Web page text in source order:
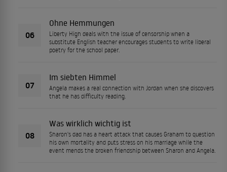
06
Ohne Hemmungen
Liberty High deals with the issue of censorship when a
substitute English teacher encourages students to write liberal
poetry for the school paper.
07
Im siebten Himmel
Angela makes a real connection with Jordan when she discovers
that he has difficulty reading.
08
Was wirklich wichtig ist
Sharon's dad has a heart attack that causes Graham to question
his own mortality and puts stress on his marriage while the
event mends the broken friendship between Sharon and Angela.